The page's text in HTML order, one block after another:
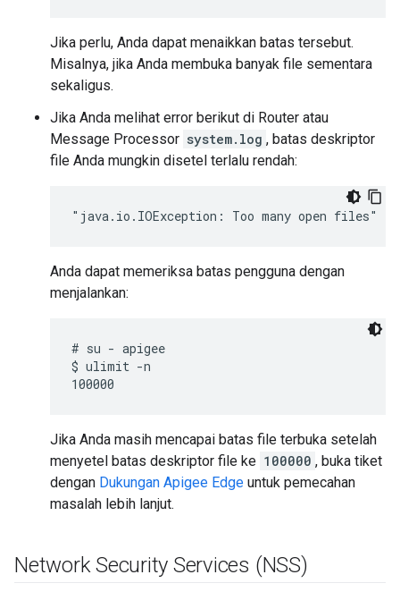
Jika perlu, Anda dapat menaikkan batas tersebut.
Misalnya, jika Anda membuka banyak file sementara
sekaligus.
Jika Anda melihat error berikut di Router atau
Message Processor system.log , batas deskriptor
file Anda mungkin disetel terlalu rendah:
"java.io.IOException: Too many open files"
Anda dapat memeriksa batas pengguna dengan
menjalankan:
# su - apigee
$ ulimit -n
Jika Anda masih mencapai batas file terbuka setelah
menyetel batas deskriptor file ke 100000 , buka tiket
dengan Dukungan Apigee Edge untuk pemecahan
masalah lebih lanjut.
Network Security Services (NSS)